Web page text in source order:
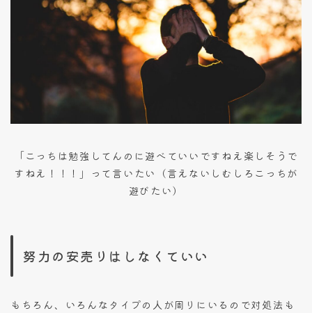
「こっちは勉強してんのに遊べていいですねえ楽しそうで
すねえ！！！」って言いたい（言えないしむしろこっちが
遊びたい）
努力の安売りはしなくていい
もちろん、いろんなタイプの人が周りにいるので対処法も